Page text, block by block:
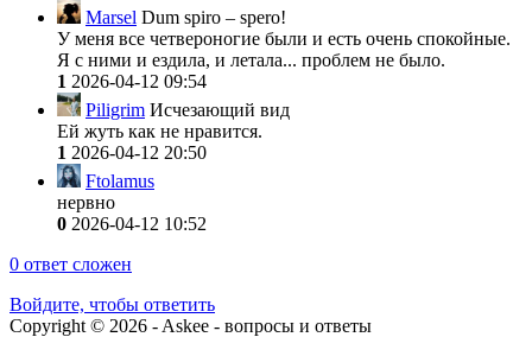
Marsel Dum spiro – spero!
У меня все четвероногие были и есть очень спокойные.
Я с ними и ездила, и летала... проблем не было.
1 2026-04-12 09:54
Piligrim Исчезающий вид
Ей жуть как не нравится.
1 2026-04-12 20:50
Ftolamus
нервно
0 2026-04-12 10:52
0 ответ сложен
Войдите, чтобы ответить
Copyright © 2026 - Askee - вопросы и ответы